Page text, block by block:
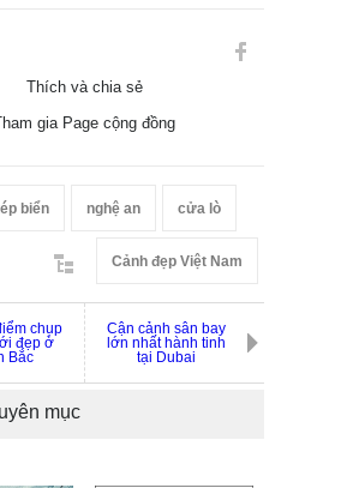
Thích và chia sẻ
gia Page cộng đồng
biển nghệ an cửa lò
Cảnh đẹp Việt Nam
chụp
đẹp ở
Bắc
Cận cảnh sân bay
lớn nhất hành tinh
tại Dubai
mục